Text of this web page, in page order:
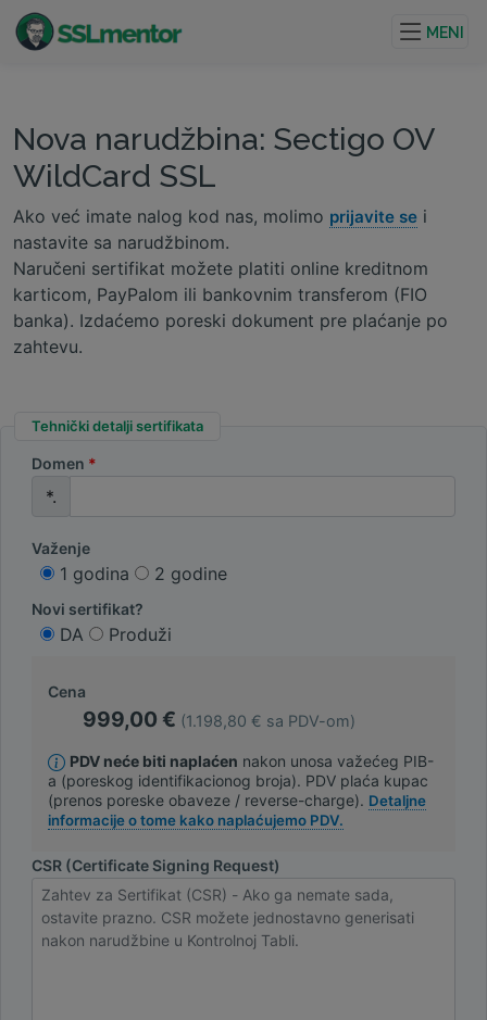
projekte.
MENI
Nova narudžbina: Sectigo OV
WildCard SSL
Ako već imate nalog kod nas, molimo prijavite se i
nastavite sa narudžbinom.
Naručeni sertifikat možete platiti online kreditnom
karticom, PayPalom ili bankovnim transferom (FIO
banka). Izdaćemo poreski dokument pre plaćanje po
zahtevu.
Tehnički detalji sertifikata
Domen
*.
Važenje
1 godina 2 godine
Novi sertifikat?
DA Produži
Cena
999,00 € (1.198,80 € sa PDV-om)
PDV neće biti naplaćen nakon unosa važećeg PIB-
a (poreskog identifikacionog broja). PDV plaća kupac
(prenos poreske obaveze / reverse-charge). Detaljne
informacije o tome kako naplaćujemo PDV.
CSR (Certificate Signing Request)